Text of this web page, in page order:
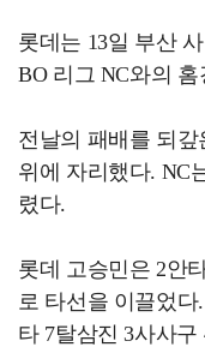
롯데는 13일 부산
BO 리그 NC와의
전날의 패배를 되갚
위에 자리했다. NC
렸다.
롯데 고승민은 2안
로 타선을 이끌었
타 7탈삼진 3사사